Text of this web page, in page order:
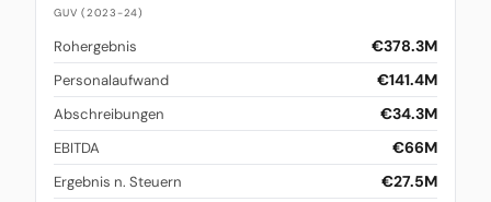
GUV (2023-24)
Rohergebnis €378.3M
Personalaufwand €141.4M
Abschreibungen €34.3M
EBITDA €66M
Ergebnis n. Steuern €27.5M